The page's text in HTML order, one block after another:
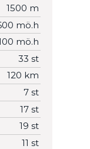
1500 m
mö.h
mö.h
33 st
120 km
7 st
17 st
19 st
11 st